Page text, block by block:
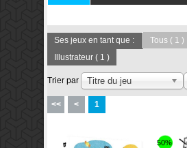
Ses jeux en tant que : Tous ( 1 )
Illustrateur ( 1 )
Trier par Titre du jeu
<< < 1
50%